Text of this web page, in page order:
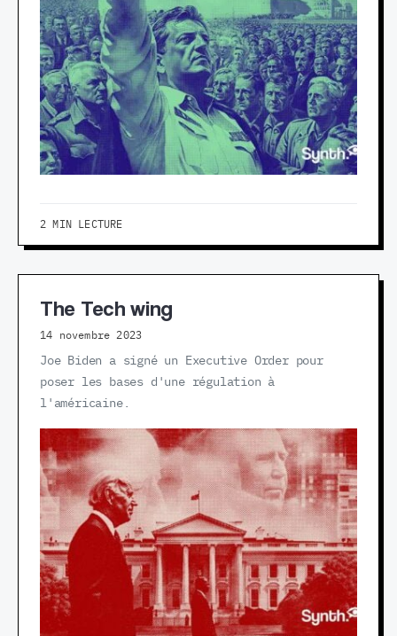
2 MIN LECTURE
The Tech wing
14 novembre 2023
Joe Biden a signé un Executive Order pour
poser les bases d'une régulation à
l'américaine.